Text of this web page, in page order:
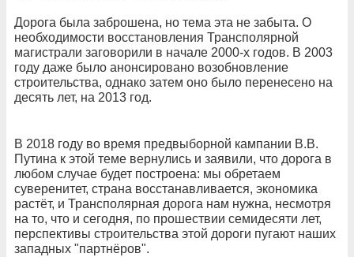
Дорога была заброшена, но тема эта не забыта. О
необходимости восстановления Трансполярной
магистрали заговорили в начале 2000-х годов. В 2003
году даже было анонсировано возобновление
строительства, однако затем оно было перенесено на
десять лет, на 2013 год.
В 2018 году во время предвыборной кампании В.В.
Путина к этой теме вернулись и заявили, что дорога в
любом случае будет построена: мы обретаем
суверенитет, страна восстанавливается, экономика
растёт, и Трансполярная дорога нам нужна, несмотря
на то, что и сегодня, по прошествии семидесяти лет,
перспективы строительства этой дороги пугают наших
западных "партнёров".